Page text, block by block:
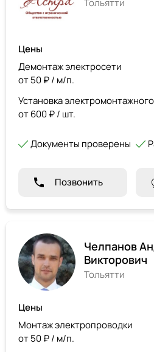
Тольятти
Цены
Демонтаж электросети
от 50 ₽ / м/п.
Установка
от 600 ₽ / шт.
Документы проверены
Позвонить
Челпанов
Викторович
Тольятти
Цены
Монтаж электропроводки
от 50 ₽ / м/п.